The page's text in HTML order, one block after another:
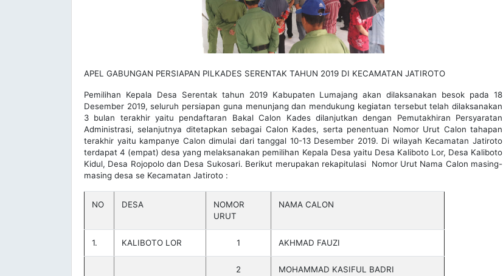
APEL GABUNGAN PERSIAPAN PILKADES SERENTAK TAHUN 2019 DI KECAMATAN JATIROTO
Pemilihan Kepala Desa Serentak tahun 2019 Kabupaten Lumajang akan dilaksanakan besok pada 18
Desember 2019, seluruh persiapan guna menunjang dan mendukung kegiatan tersebut telah dilaksanakan
3 bulan terakhir yaitu pendaftaran Bakal Calon Kades dilanjutkan dengan Pemutakhiran Persyaratan
Administrasi, selanjutnya ditetapkan sebagai Calon Kades, serta penentuan Nomor Urut Calon tahapan
terakhir yaitu kampanye Calon dimulai dari tanggal 10-13 Desember 2019. Di wilayah Kecamatan Jatiroto
terdapat 4 (empat) desa yang melaksanakan pemilihan Kepala Desa yaitu Desa Kaliboto Lor, Desa Kaliboto
Kidul, Desa Rojopolo dan Desa Sukosari. Berikut merupakan rekapitulasi Nomor Urut Nama Calon masing-
masing desa se Kecamatan Jatiroto :
NO DESA
NOMOR
URUT
NAMA CALON
1. KALIBOTO LOR 1 AKHMAD FAUZI
2 MOHAMMAD KASIFUL BADRI